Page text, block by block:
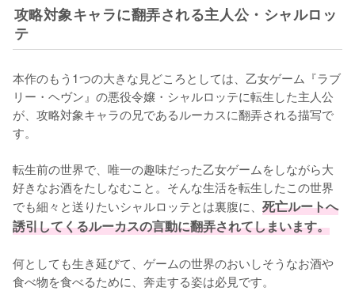
攻略対象キャラに翻弄される主人公・シャルロッ
テ
本作のもう1つの大きな見どころとしては、乙女ゲーム『ラブ
リー・ヘヴン』の悪役令嬢・シャルロッテに転生した主人公
が、攻略対象キャラの兄であるルーカスに翻弄される描写で
す。
転生前の世界で、唯一の趣味だった乙女ゲームをしながら大
好きなお酒をたしなむこと。そんな生活を転生したこの世界
でも細々と送りたいシャルロッテとは裏腹に、 死亡ルートへ
誘引してくるルーカスの言動に翻弄されてしまいます。
何としても生き延びて、ゲームの世界のおいしそうなお酒や
食べ物を食べるために、奔走する姿は必見です。